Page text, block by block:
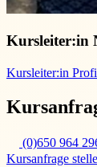
Kursleiter:in
Kursleiter:in
(0)650 964
Kursanfrage